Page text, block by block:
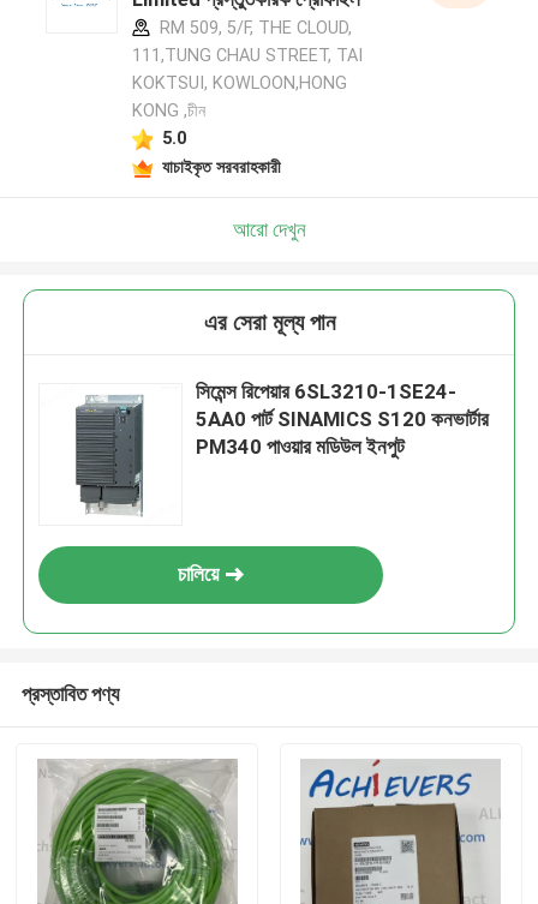
RM 509, 5/F, THE CLOUD,
111,TUNG CHAU STREET, TAI
KOKTSUI, KOWLOON,HONG
KONG ,চীন
5.0
যাচাইকৃত সরবরাহকারী
আরো দেখুন
এর সেরা মূল্য পান
সিমেন্স রিপেয়ার 6SL3210-1SE24-
5AA0 পার্ট SINAMICS S120 কনভার্টার
PM340 পাওয়ার মডিউল ইনপুট
চালিয়ে
প্রস্তাবিত পণ্য